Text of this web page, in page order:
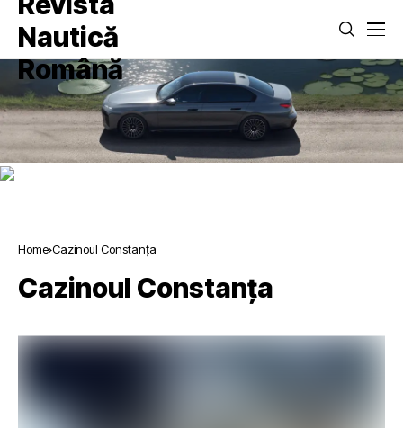
Home Cazinoul Constanța
Cazinoul Constanța